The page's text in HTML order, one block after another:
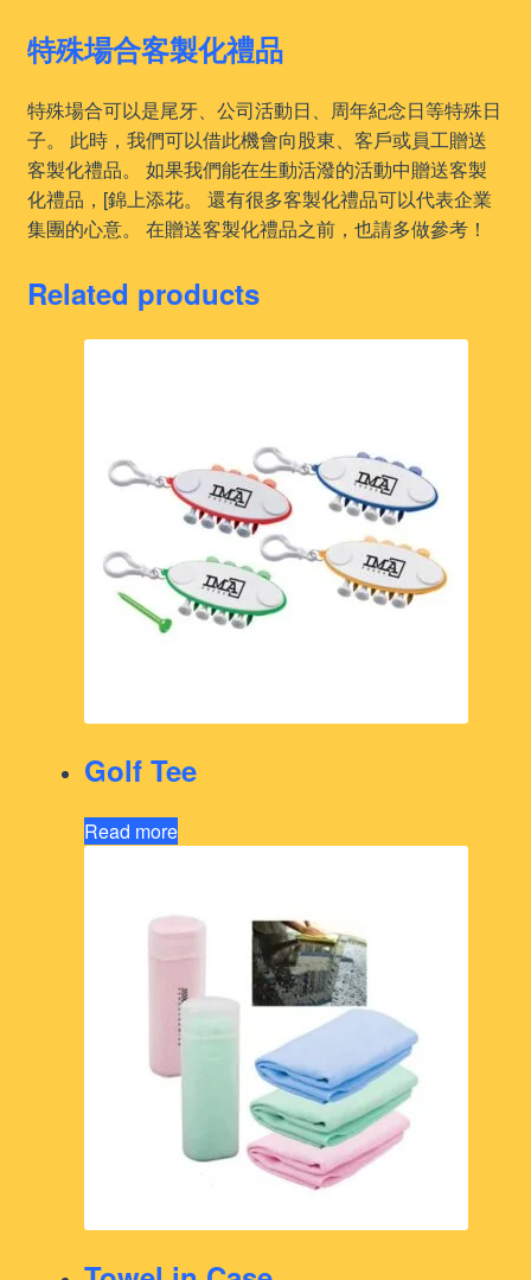
特殊場合客製化禮品
特殊場合可以是尾牙、公司活動日、周年紀念日等特殊日
子。 此時，我們可以借此機會向股東、客戶或員工贈送
客製化禮品。 如果我們能在生動活潑的活動中贈送客製
化禮品，[錦上添花。 還有很多客製化禮品可以代表企業
集團的心意。 在贈送客製化禮品之前，也請多做參考！
Related products
Golf Tee
Read more